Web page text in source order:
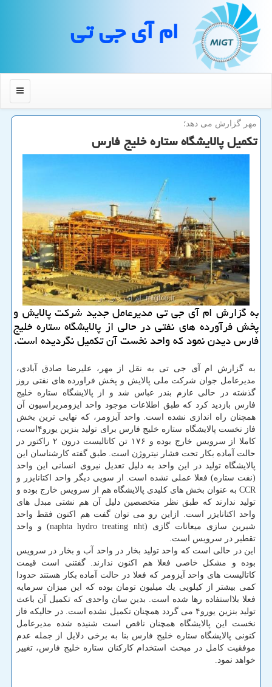
ام آی جی تی
منو
مهر گزارش می دهد؛
تكمیل پالایشگاه ستاره خلیج فارس
به گزارش ام آی جی تی مدیرعامل جدید شركت پالایش و
پخش فرآورده های نفتی در حالی از پالایشگاه ستاره خلیج
فارس دیدن نمود كه واحد نخست آن تكمیل نگردیده است.
به گزارش ام آی جی تی به نقل از مهر، علیرضا صادق آبادی،
مدیرعامل جوان شركت ملی پالایش و پخش فراورده های نفتی روز
گذشته در حالی عازم بندر عباس شد و از پالایشگاه ستاره خلیج
فارس بازدید كرد كه طبق اطلاعات موجود واحد ایزومریراسیون آن
همچنان راه اندازی نشده است. واحد آیزومر، كه نهایی ترین بخش
فاز نخست پالایشگاه ستاره خلیج فارس برای تولید بنزین یورو۴است،
كاملا از سرویس خارج بوده و ۱۷۶ تن كاتالیست درون ۲ راكتور در
حالت آماده بكار تحت فشار نیتروژن است. طبق گفته كارشناسان این
پالایشگاه تولید در این واحد به دلیل تعدیل نیروی انسانی این واحد
(نفت ستاره) فعلا عملی نشده است. از سویی دیگر واحد اكتانایزر و
CCR به عنوان بخش های كلیدی پالایشگاه هم از سرویس خارج بوده و
تولید ندارند كه طبق نظر متخصصین دلیل آن هم نشتی مبدل های
واحد اكتانایزر است. ازاین رو می توان گفت هم اكنون فقط واحد
شیرین سازی میعانات گازی (naphta hydro treating nht) و واحد
تقطیر در سرویس است.
این در حالی است كه واحد تولید بخار در واحد آب و بخار در سرویس
بوده و مشكل خاصی فعلا هم اكنون ندارند. گفتنی است قیمت
كاتالیست های واحد آیزومر كه فعلا در حالت آماده بكار هستند حدودا
كمی بیشتر از كیلویی یك میلیون تومان بوده كه این میزان سرمایه
فعلا بلااستفاده رها شده است. بدین سان واحدی كه تكمیل آن باعث
تولید بنزین یورو۴ می گردد همچنان تكمیل نشده است. در حالیكه فاز
نخست این پالایشگاه همچنان ناقص است شنیده شده مدیرعامل
كنونی پالایشگاه ستاره خلیج فارس بنا به برخی دلایل از جمله عدم
موفقیت كامل در مبحث استخدام كاركنان ستاره خلیج فارس، تغییر
خواهد نمود.